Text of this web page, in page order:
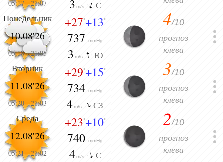
05:17-21:07 3 m/s С
Понедельник
10.08'26
05:18-21:05
+27°+13°
737mmHg
3 m/s Ю
4/10
прогноз
клева
Вторник
11.08'26
05:20-21:03
+29°+15°
734mmHg
4m/s СЗ
3/10
прогноз
клева
Среда
12.08'26
05:21-21:02
+23°+10°
740mmHg
4 m/s С
2/10
прогноз
клева